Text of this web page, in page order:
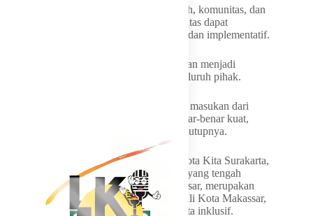
Appi berharap kolaborasi antara pemerintah, komunitas, dan
organisasi seperti Komisi Nasional Disabilitas dapat
menghasilkan regulasi yang komprehensif dan implementatif.
Perwali yang tengah disusun pun ditargetkan menjadi
panduan detail yang wajib dipatuhi oleh seluruh pihak.
“Ini harus kita bahas bersama. Kami butuh masukan dari
semua pihak agar kebijakan yang lahir benar-benar kuat,
aplikatif, dan bisa kita jalankan bersama,” tutupnya.
Sedangkan, Direktur Eksekutif Yayasan Kota Kita Surakarta,
Ahmad Rifai, menegaskan bahwa inisiatif yang tengah
didorong bersama Pemerintah Kota Makassar, merupakan
bentuk konkret dukungan terhadap visi Wali Kota Makassar,
Munafri Arifuddin, dalam mewujudkan kota inklusif.